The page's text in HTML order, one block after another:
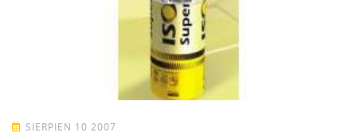
SIERPIEŃ 10 2007